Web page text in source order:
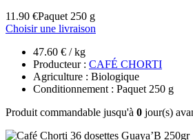
11.90 €Paquet 250 g
Choisir une livraison
47.60 € / kg
Producteur : CAFÉ CHORTI
Agriculture : Biologique
Conditionnement : Paquet 250 g
Produit commandable jusqu'à 0 jour(s)